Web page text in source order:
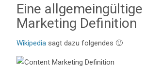
Eine
Marketing Definition
Wikipediasagt dazu folgendes 🙂